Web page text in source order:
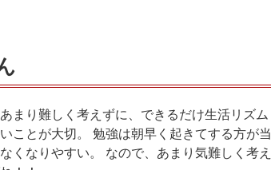
まり難しく考えずに、できるだけ生活リズム
ことが大切。 勉強は朝早く起きてする方が当
くなりやすい。 なので、あまり気難しく考え